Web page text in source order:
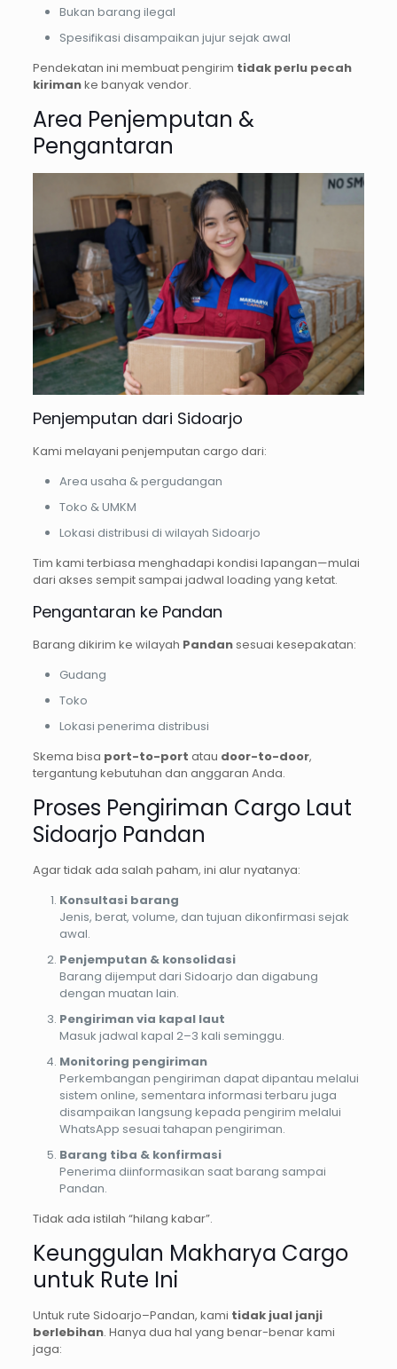
Bukan barang ilegal
Spesifikasi disampaikan jujur sejak awal
Pendekatan ini membuat pengirim tidak perlu pecah
kirimanke banyak vendor.
Area Penjemputan &
Pengantaran
Penjemputan dari Sidoarjo
Kami melayani penjemputan cargo dari:
Area usaha & pergudangan
Toko & UMKM
Lokasi distribusi di wilayah Sidoarjo
Tim kami terbiasa menghadapi kondisi lapangan—mulai
dari akses sempit sampai jadwal loading yang ketat.
Pengantaran ke Pandan
Barang dikirim ke wilayah Pandansesuai kesepakatan:
Gudang
Toko
Lokasi penerima distribusi
Skema bisa port-to-port atau door-to-door,
tergantung kebutuhan dan anggaran Anda.
Proses Pengiriman Cargo Laut
Sidoarjo Pandan
Agar tidak ada salah paham, ini alur nyatanya:
Konsultasi barang
Jenis, berat, volume, dan tujuan dikonfirmasi sejak
awal.
Penjemputan & konsolidasi
Barang dijemput dari Sidoarjo dan digabung
dengan muatan lain.
Pengiriman via kapal laut
Masuk jadwal kapal 2–3 kali seminggu.
Monitoring pengiriman
Perkembangan pengiriman dapat dipantau melalui
sistem online, sementara informasi terbaru juga
disampaikan langsung kepada pengirim melalui
WhatsApp sesuai tahapan pengiriman.
Barang tiba & konfirmasi
Penerima diinformasikan saat barang sampai
Pandan.
Tidak ada istilah “hilang kabar”.
Keunggulan Makharya Cargo
untuk Rute Ini
Untuk rute Sidoarjo–Pandan, kami tidak jual janji
berlebihan. Hanya dua hal yang benar-benar kami
jaga: